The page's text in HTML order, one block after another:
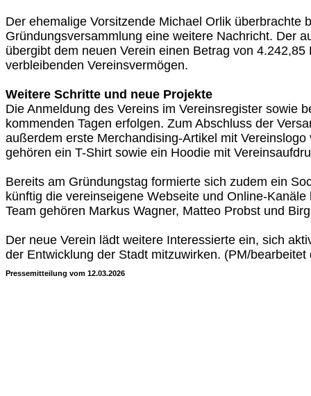
Der ehemalige Vorsitzende Michael Orlik überbrachte
Gründungsversammlung eine weitere Nachricht. Der
übergibt dem neuen Verein einen Betrag von 4.242,85
verbleibenden Vereinsvermögen.
Weitere Schritte und neue Projekte
Die Anmeldung des Vereins im Vereinsregister sowie
kommenden Tagen erfolgen. Zum Abschluss der
außerdem erste Merchandising-Artikel mit Vereinslogo
gehören ein T-Shirt sowie ein Hoodie mit
Bereits am Gründungstag formierte sich zudem ein
künftig die vereinseigene Webseite und Online-
Team gehören Markus Wagner, Matteo Probst und
Der neue Verein lädt weitere Interessierte ein, sich
der Entwicklung der Stadt mitzuwirken. (PM/bearbeitet
Pressemitteilung vom 12.03.2026